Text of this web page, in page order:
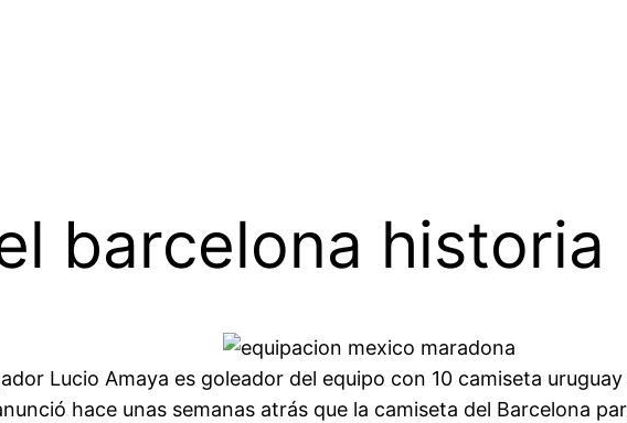
barcelona historia
Lucio Amaya es goleador del equipo con 10 camiseta
hace unas semanas atrás que la camiseta del Barcelona